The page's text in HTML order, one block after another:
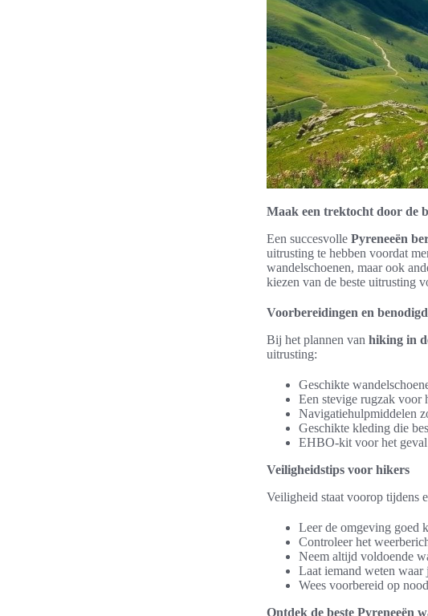
Maak een trektocht door de
Een succesvolle Pyreneeën
uitrusting te hebben voordat
wandelschoenen, maar ook
kiezen van de beste uitrusting
Voorbereidingen en
Bij het plannen van hiking in
uitrusting:
Geschikte
Een stevige rugzak voor
Navigatiehulpmiddelen
Geschikte kleding die
EHBO-kit voor het
Veiligheidstips voor hikers
Veiligheid staat voorop tijdens
Leer de omgeving goed
Controleer het
Neem altijd voldoende
Laat iemand weten waar
Wees voorbereid op
Ontdek de beste Pyreneeën